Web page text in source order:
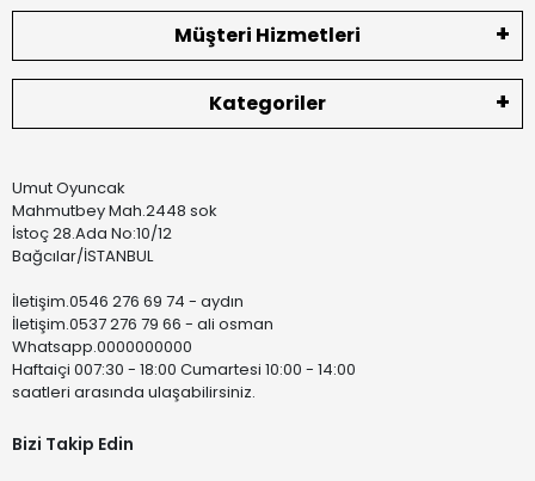
Müşteri Hizmetleri
Kategoriler
Umut Oyuncak
Mahmutbey Mah.2448 sok
İstoç 28.Ada No:10/12
Bağcılar/İSTANBUL
İletişim.0546 276 69 74 - aydın
İletişim.0537 276 79 66 - ali osman
Whatsapp.0000000000
Haftaiçi 007:30 - 18:00 Cumartesi 10:00 - 14:00
saatleri arasında ulaşabilirsiniz.
Bizi Takip Edin